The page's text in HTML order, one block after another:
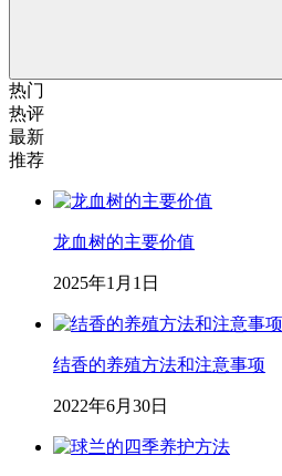
热门
热评
最新
推荐
龙血树的主要价值
2025年1月1日
结香的养殖方法和注意事项
2022年6月30日